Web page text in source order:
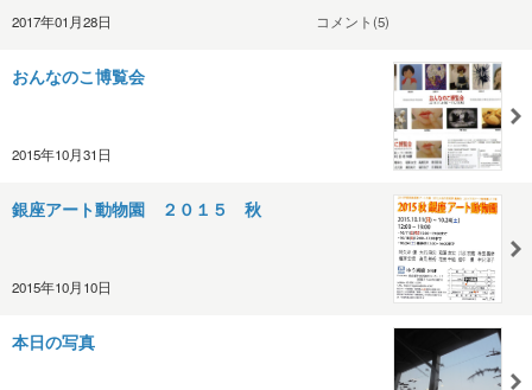
2017年01月28日 コメント(5)
おんなのこ博覧会
2015年10月31日
銀座アート動物園 ２０１５ 秋
2015年10月10日
本日の写真